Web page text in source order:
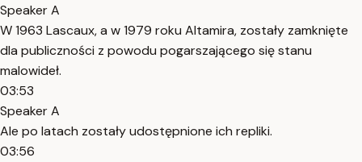
Speaker A
W 1963 Lascaux, a w 1979 roku Altamira, zostały zamknięte
dla publiczności z powodu pogarszającego się stanu
malowideł.
03:53
Speaker A
Ale po latach zostały udostępnione ich repliki.
03:56